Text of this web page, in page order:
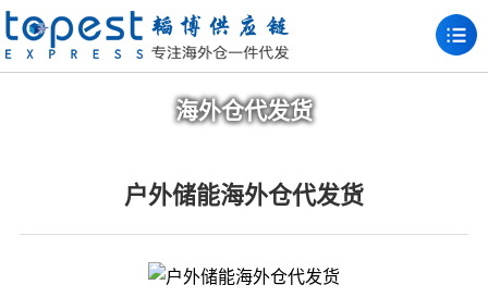
海外仓代发货
户外储能海外仓代发货